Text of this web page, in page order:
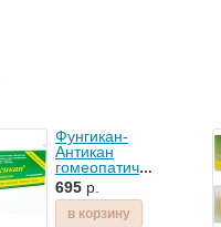
Фунгикан-
Антикан
гомеопатические
свечи при
молочнице
№10 1,8г
695 р.
в корзину